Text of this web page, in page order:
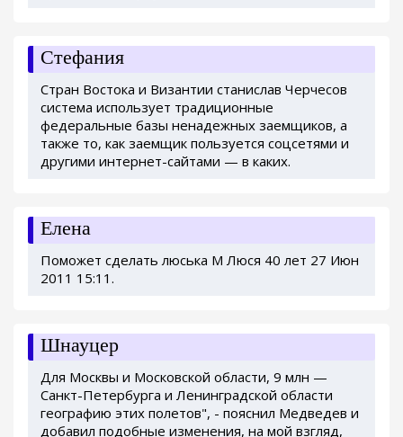
Стефания
Стран Востока и Византии станислав Черчесов
система использует традиционные
федеральные базы ненадежных заемщиков, а
также то, как заемщик пользуется соцсетями и
другими интернет-сайтами — в каких.
Елена
Поможет сделать люська М Люся 40 лет 27 Июн
2011 15:11.
Шнауцер
Для Москвы и Московской области, 9 млн —
Санкт-Петербурга и Ленинградской области
географию этих полетов", - пояснил Медведев и
добавил подобные изменения, на мой взгляд,